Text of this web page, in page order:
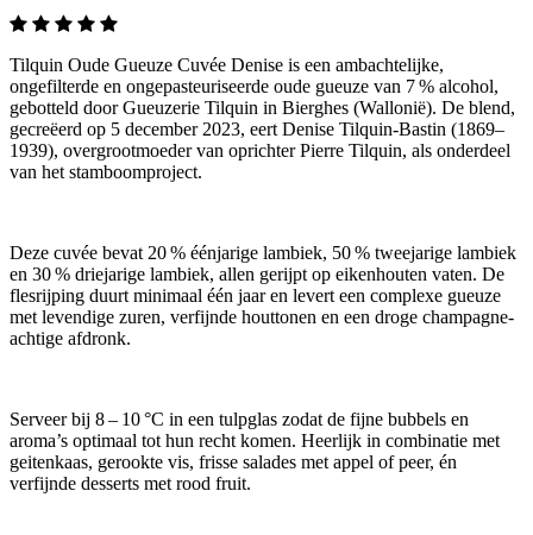
Tilquin Oude Gueuze Cuvée Denise is een ambachtelijke,
ongefilterde en ongepasteuriseerde oude gueuze van 7 % alcohol,
gebotteld door Gueuzerie Tilquin in Bierghes (Wallonië). De blend,
gecreëerd op 5 december 2023, eert Denise Tilquin‑Bastin (1869–
1939), overgrootmoeder van oprichter Pierre Tilquin, als onderdeel
van het stamboomproject.
Deze cuvée bevat 20 % éénjarige lambiek, 50 % tweejarige lambiek
en 30 % driejarige lambiek, allen gerijpt op eikenhouten vaten. De
flesrijping duurt minimaal één jaar en levert een complexe gueuze
met levendige zuren, verfijnde houttonen en een droge champagne-
achtige afdronk.
Serveer bij 8 – 10 °C in een tulpglas zodat de fijne bubbels en
aroma’s optimaal tot hun recht komen. Heerlijk in combinatie met
geitenkaas, gerookte vis, frisse salades met appel of peer, én
verfijnde desserts met rood fruit.